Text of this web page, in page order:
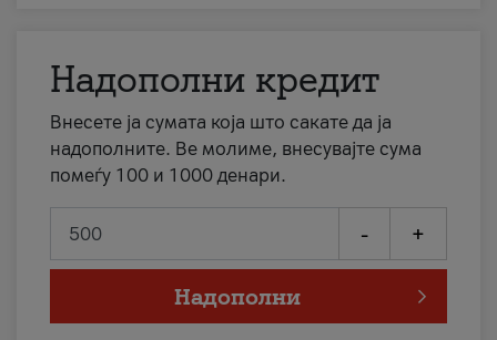
Надополни кредит
Внесете ја сумата која што сакате да ја
надополните. Ве молиме, внесувајте сума
помеѓу 100 и 1000 денари.
- +
Надополни